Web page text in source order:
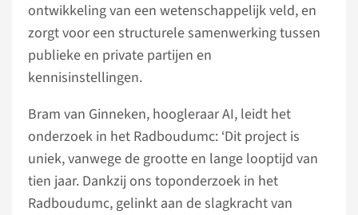
ontwikkeling van een wetenschappelijk veld, en
zorgt voor een structurele samenwerking tussen
publieke en private partijen en
kennisinstellingen.
Bram van Ginneken, hoogleraar AI, leidt het
onderzoek in het Radboudumc: ‘Dit project is
uniek, vanwege de grootte en lange looptijd van
tien jaar. Dankzij ons toponderzoek in het
Radboudumc, gelinkt aan de slagkracht van